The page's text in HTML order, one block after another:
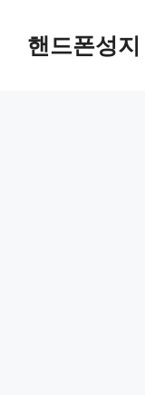
content핸드폰성지